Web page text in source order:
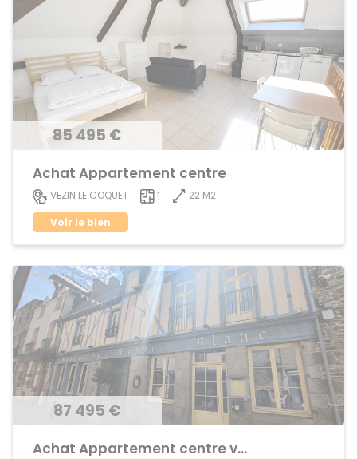
85 495 €
Achat Appartement centre
VEZIN LE COQUET 1
22 M2
Voir le bien
87 495 €
Achat Appartement centre ville